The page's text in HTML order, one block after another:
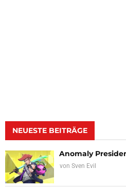
NEUESTE BEITRÄGE
Anomaly
von Sven Evil